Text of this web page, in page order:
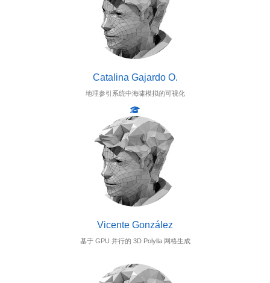
Catalina Gajardo O.
地理参引系统中海啸模拟的可视化
Vicente González
基于 GPU 并行的 3D Polylla 网格生成